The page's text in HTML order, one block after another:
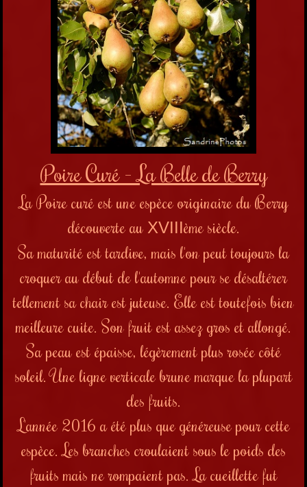
Poire Curé - La Belle de Berry
La Poire curé est une espèce originaire du Berry
découverte au XVIIIème siècle.
Sa maturité est tardive, mais l'on peut toujours la
croquer au début de l'automne pour se désaltérer
tellement sa chair est juteuse. Elle est toutefois bien
meilleure cuite. Son fruit est assez gros et allongé.
Sa peau est épaisse, légèrement plus rosée côté
soleil.Une ligne verticale brune marque la plupart
des fruits.
L'année 2016 a été plus que généreuse pour cette
espèce. Les branches croulaient sous le poids des
fruits mais ne rompaient pas. La cueillette fut